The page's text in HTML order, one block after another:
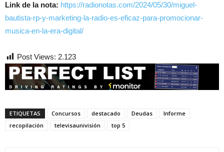
Link de la nota: https://radionotas.com/2024/05/30/miguel-
bautista-rp-y-marketing-la-radio-es-eficaz-para-promocionar-
musica-en-la-era-digital/
Post Views: 2.123
ETIQUETAS Concursos destacado Deudas
Informe
recopilación
televisaunivisión top 5